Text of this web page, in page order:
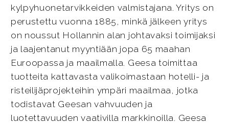
kylpyhuonetarvikkeiden valmistajana. Yritys on
perustettu vuonna 1885, minkä jälkeen yritys
on noussut Hollannin alan johtavaksi toimijaksi
ja laajentanut myyntiään jopa 65 maahan
Euroopassa ja maailmalla. Geesa toimittaa
tuotteita kattavasta valikoimastaan hotelli- ja
risteilijäprojekteihin ympäri maailmaa, jotka
todistavat Geesan vahvuuden ja
luotettavuuden vaativilla markkinoilla. Geesa